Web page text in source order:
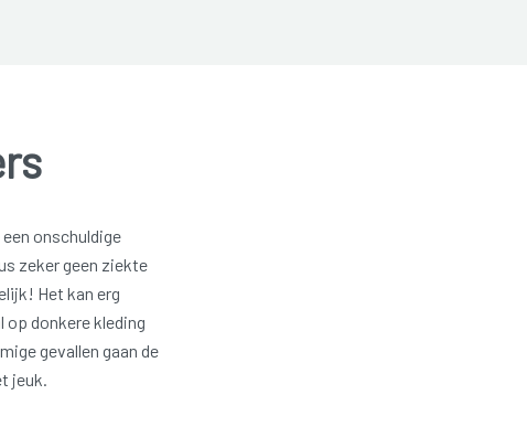
onschuldige
zeker geen ziekte
Het kan erg
op donkere kleding
gevallen gaan de
jeuk.